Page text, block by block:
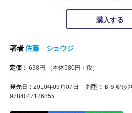
購入する
著者 佐藤 ショウジ
定価： 638円 （本体580円＋税）
発売日： 2010年09月07日 判型： Ｂ６変形判
9784047126855